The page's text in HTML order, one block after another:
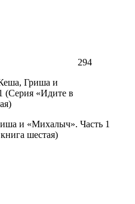
294
и «Михалыч». Часть 1
шестая)